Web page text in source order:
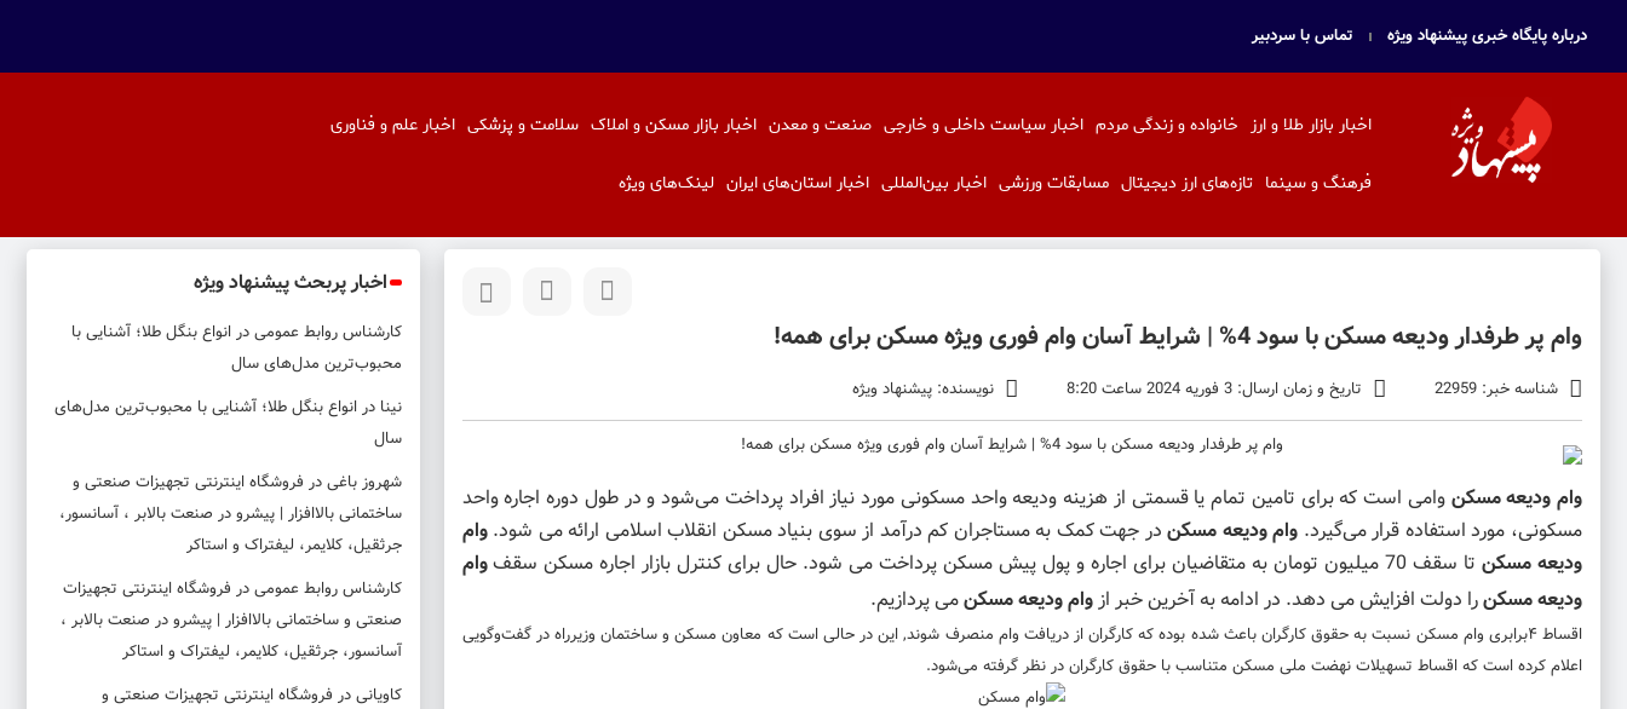
درباره پایگاه خبری پیشنهاد ویژه تماس با سردبیر
اخبار بازار طلا و ارز خانواده و زندگی مردم اخبار سیاست داخلی و خارجی صنعت و معدن اخبار بازار مسکن و املاک سلامت و پزشکی اخبار علم و فناوری
فرهنگ و سینما تازه‌های ارز دیجیتال مسابقات ورزشی اخبار بین‌المللی اخبار استان‌های ایران لینک‌های ویژه
وام پر طرفدار ودیعه مسکن با سود 4% | شرایط آسان وام فوری ویژه مسکن برای همه!
شناسه خبر: 22959 تاریخ و زمان ارسال: 3 فوریه 2024 ساعت 8:20 نویسنده: پیشنهاد ویژه
وام ودیعه مسکن وامی است که برای تامین تمام یا قسمتی از هزینه ودیعه واحد مسکونی مورد نیاز افراد پرداخت می‌شود و در طول دوره اجاره واحد
مسکونی، مورد استفاده قرار می‌گیرد. وام ودیعه مسکندر جهت کمک به مستاجران کم درآمد از سوی بنیاد مسکن انقلاب اسلامی ارائه می شود.وام
ودیعه مسکنتا سقف 70 میلیون تومان به متقاضیان برای اجاره و پول پیش مسکن پرداخت می شود. حال برای کنترل بازار اجاره مسکن سقف
وام
ودیعه مسکنرا دولت افزایش می دهد. در ادامه به آخرین خبر ازوام ودیعه مسکنمی پردازیم.
اقساط ۴برابری وام مسکن نسبت به حقوق کارگران باعث شده بوده که کارگران از دریافت وام منصرف شوند, این در حالی است که معاون مسکن و ساختمان وزیرراه در گفت‌وگویی
اعلام کرده است که اقساط تسهیلات نهضت ملی مسکن متناسب با حقوق کارگران در نظر گرفته می‌شود.
اخبار پربحث پیشنهاد ویژه
کارشناس روابط عمومیدر انواع بنگل طلا؛ آشنایی با
محبوب‌ترین مدل‌های سال
نینا در انواع بنگل طلا؛ آشنایی با محبوب‌ترین مدل‌های
سال
شهروز باغیدر فروشگاه اینترنتی تجهیزات صنعتی و
ساختمانی بالاافزار | پیشرو در صنعت بالابر ، آسانسور،
جرثقیل، کلایمر، لیفتراک و استاکر
کارشناس روابط عمومیدر فروشگاه اینترنتی تجهیزات
صنعتی و ساختمانی بالاافزار | پیشرو در صنعت بالابر ،
آسانسور، جرثقیل، کلایمر، لیفتراک و استاکر
کاویانیدر فروشگاه اینترنتی تجهیزات صنعتی و